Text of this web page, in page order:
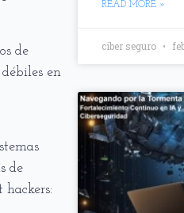
de
en
de
READ MORE »
ciber seguro